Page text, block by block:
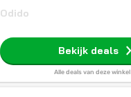
Odido
Bekijk deals
Alle deals van deze winkel